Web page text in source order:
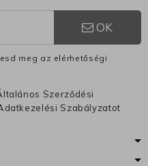
OK
meg az elérhetőségi
Szerződési
Szabályzatot